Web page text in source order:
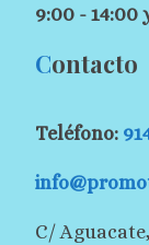
9:00 - 14:00
Contacto
Teléfono:
C/